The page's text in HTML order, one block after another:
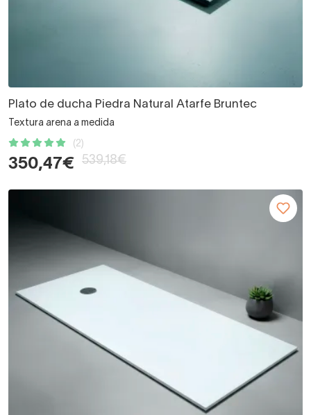
Plato de ducha Piedra Natural Atarfe Bruntec
Textura arena a medida
(2)
350,47€ 539,18€